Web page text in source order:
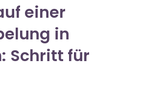
einer
in
Schritt für